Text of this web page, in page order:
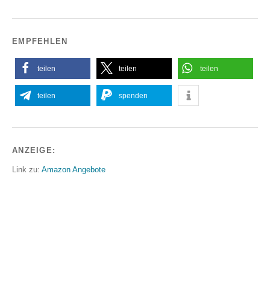
EMPFEHLEN
teilen teilen teilen
teilen spenden
ANZEIGE:
Link zu: Amazon Angebote